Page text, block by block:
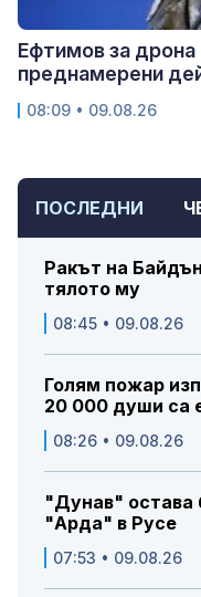
ПОСЛЕДНИ
Ракът на
тялото му
08:45 • 09.08.26
Голям пожар
20 000 души са
08:26 • 09.08.26
"Дунав" остава
"Арда" в Русе
07:53 • 09.08.26
Ефтимов за
преднамерени
08:09 • 09.08.26